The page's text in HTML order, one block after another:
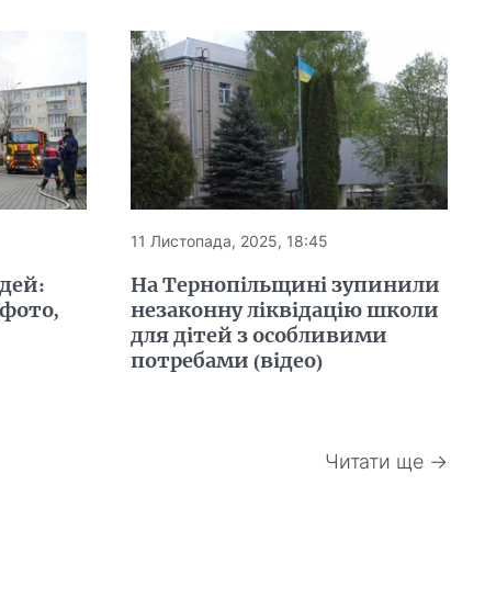
11 Листопада, 2025, 18:45
На Тернопільщині зупинили
незаконну ліквідацію школи
для дітей з особливими
потребами (відео)
Читати ще →